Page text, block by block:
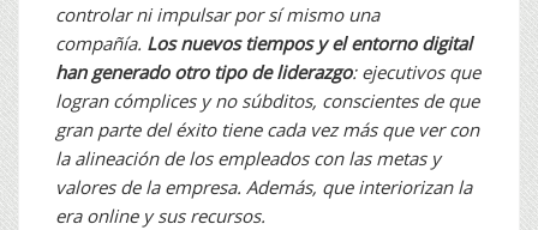
controlar ni impulsar por símismo una
compañía. Los nuevos tiempos y el entorno digital
han generado otro tipo de liderazgo: ejecutivos que
logran cómplices y no súbditos, conscientes de que
gran parte del éxito tiene cada vez más que ver con
la alineación de los empleados con las metas y
valores de la empresa. Además, que interiorizan la
era online y sus recursos.